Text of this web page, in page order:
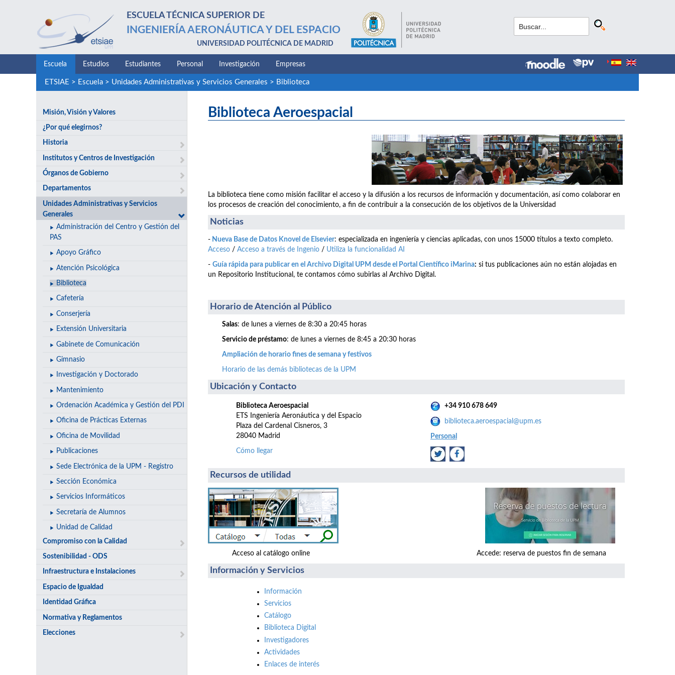
ESCUELA TÉCNICA SUPERIOR DE
INGENIERÍA AERONÁUTICA Y DEL ESPACIO
UNIVERSIDAD POLITÉCNICA DE MADRID
Escuela Estudios Estudiantes Personal Investigación Empresas
ETSIAE > Escuela> Unidades Administrativas y Servicios Generales > Biblioteca
Misión, Visión y Valores
¿Por qué elegirnos?
Historia
Institutos y Centros de Investigación
Órganos de Gobierno
Departamentos
Unidades Administrativas y Servicios
Generales
Administración del Centro y Gestión del
PAS
Apoyo Gráfico
Atención Psicológica
Biblioteca
Cafetería
Conserjería
Extensión Universitaria
Gabinete de Comunicación
Gimnasio
Investigación y Doctorado
Mantenimiento
Ordenación Académica y Gestión del PDI
Oficina de Prácticas Externas
Oficina de Movilidad
Publicaciones
Sede Electrónica de la UPM - Registro
Sección Económica
Servicios Informáticos
Secretaría de Alumnos
Unidad de Calidad
Compromiso con la Calidad
Sostenibilidad - ODS
Infraestructura e Instalaciones
Espacio de Igualdad
Identidad Gráfica
Normativa y Reglamentos
Elecciones
Biblioteca Aeroespacial
La biblioteca tiene como misión facilitar el acceso y la difusión a los recursos de información y documentación, así como colaborar en
los procesos de creación del conocimiento, a fin de contribuir a la consecución de los objetivos de la Universidad
Noticias
- Nueva Base de Datos Knovel de Elsevier: especializada en ingeniería y ciencias aplicadas, con unos 15000 títulos a texto completo.
Acceso / Acceso a través de Ingenio / Utiliza la funcionalidad AI
- Guía rápida para publicar en el Archivo Digital UPM desde el Portal Científico iMarina: si tus publicaciones aún no están alojadas en
un Repositorio Institucional, te contamos cómo subirlas al Archivo Digital.
Horario de Atención al Público
Salas: de lunes a viernes de 8:30 a 20:45 horas
Servicio de préstamo: de lunes a viernes de 8:45 a 20:30 horas
Ampliación de horario fines de semana y festivos
Horario de las demás bibliotecas de la UPM
Ubicación y Contacto
Biblioteca Aeroespacial
ETS Ingeniería Aeronáutica y del Espacio
Plaza del Cardenal Cisneros, 3
28040 Madrid
Cómo llegar
+34 910 678 649
biblioteca.aeroespacial@upm.es
Personal
Recursos de utilidad
Acceso al catálogo online Accede: reserva de puestos fin de semana
Información y Servicios
Información
Servicios
Catálogo
Biblioteca Digital
Investigadores
Actividades
Enlaces de interés